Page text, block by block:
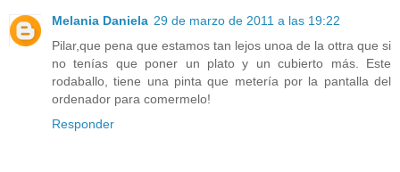
Melania Daniela 29 de marzo de 2011 a las 19:22
Pilar,que pena que estamos tan lejos unoa de la ottra que si
no tenías que poner un plato y un cubierto más. Este
rodaballo, tiene una pinta que metería por la pantalla del
ordenador para comermelo!
Responder